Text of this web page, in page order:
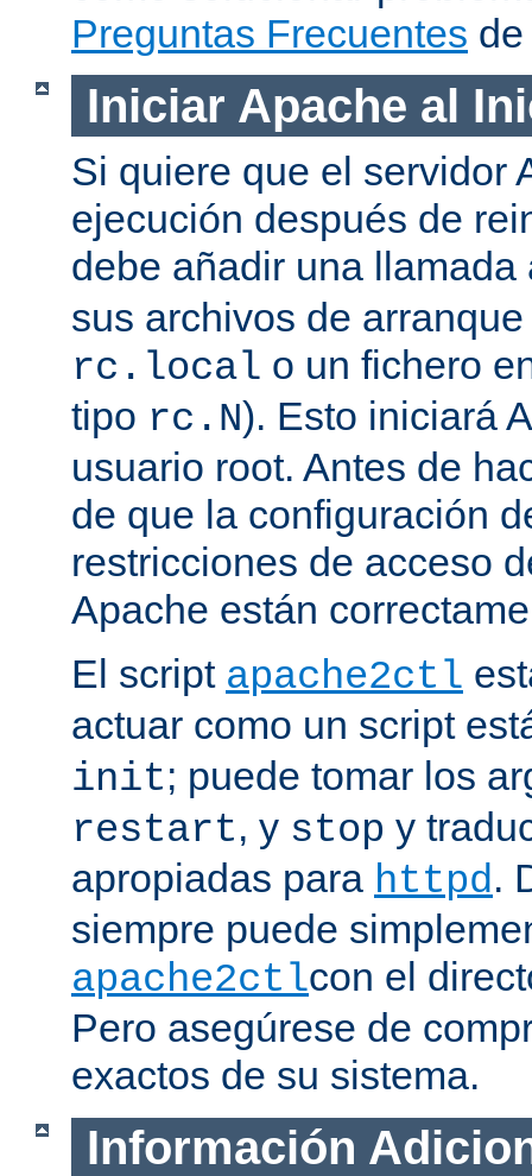
Preguntas Frecuentes
Iniciar Apache al
Si quiere que el servidor
ejecución después de
debe añadir una
sus archivos de
rc.local o un fichero
tipo rc.N). Esto iniciará
usuario root. Antes de
de que la configuración
restricciones de acceso
Apache están
El script apache2ctl
actuar como un script
init; puede tomar los
restart, y stop y
apropiadas para httpd.
siempre puede
apache2ctlcon el
Pero asegúrese de
exactos de su sistema.
Información